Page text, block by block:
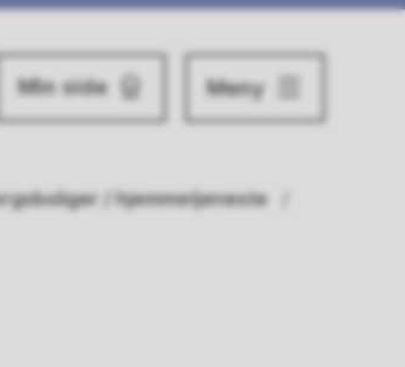
Min side Meny
/ hjemmetjeneste